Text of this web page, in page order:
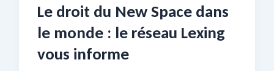
Le droit du New Space dans
le monde : le réseau Lexing
vous informe